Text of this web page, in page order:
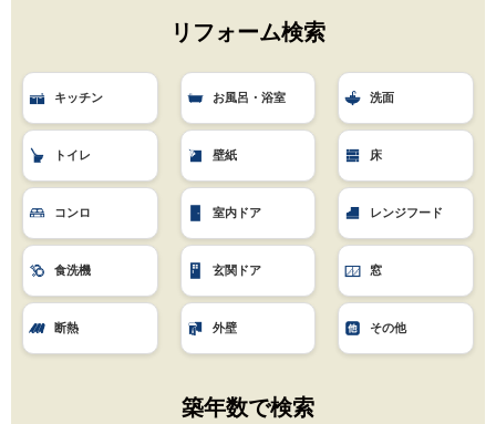
リフォーム検索
キッチン お風呂・浴室 洗面
トイレ 壁紙 床
コンロ 室内ドア レンジフード
食洗機 玄関ドア 窓
断熱 外壁 その他
築年数で検索